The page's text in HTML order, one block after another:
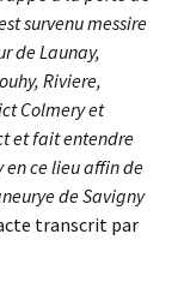
survenu messire
de Launay,
Riviere,
Colmery et
et fait entendre
en ce lieu affin de
de Savigny
transcrit par